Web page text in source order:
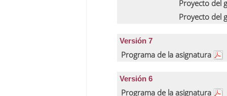
Proyecto del
Proyecto del
Versión 7
Programa de la asignatura
Versión 6
Programa de la asignatura